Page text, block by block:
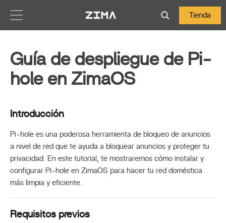
Tienda
Guía de despliegue de Pi-
hole en ZimaOS
Introducción
Pi-hole es una poderosa herramienta de bloqueo de anuncios
a nivel de red que te ayuda a bloquear anuncios y proteger tu
privacidad. En este tutorial, te mostraremos cómo instalar y
configurar Pi-hole en ZimaOS para hacer tu red doméstica
más limpia y eficiente.
Requisitos previos